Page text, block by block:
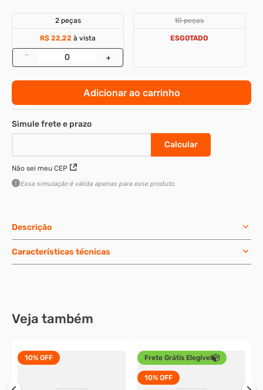
2 peças
R$ 22,22 à vista
– +
10 peças
ESGOTADO
Adicionar ao carrinho
Não sei meu CEP
Essa simulação é válida apenas para esse produto.
Descrição
Características técnicas
Veja também
10% OFF Frete Grátis Elegível
10% OFF